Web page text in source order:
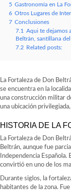
5 Gastronomía en La
6 Otros Lugares de
7 Conclusiones
7.1
Aqui te dejamos
Beltrán, santillana
7.2
Related posts:
La Fortaleza de Don
se encuentra en la
una construcción militar
una ubicación
HISTORIA DE LA
La Fortaleza de Don
Beltrán, aunque fue
Independencia
convirtió en uno de los
Durante siglos, la
habitantes de la zona.